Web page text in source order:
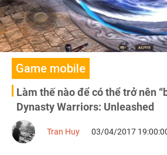
Game mobile
Làm thế nào để có thể trở nên
Dynasty Warriors: Unleashed
Tran Huy 03/04/2017